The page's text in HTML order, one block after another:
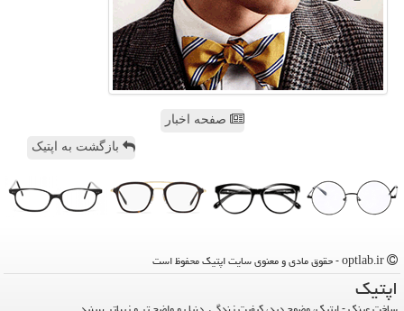
صفحه اخبار
بازگشت به اپتیک
اپتیك